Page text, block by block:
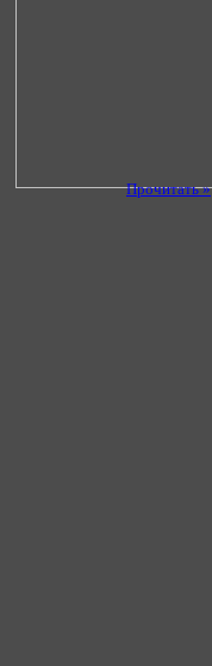
Прочитать »